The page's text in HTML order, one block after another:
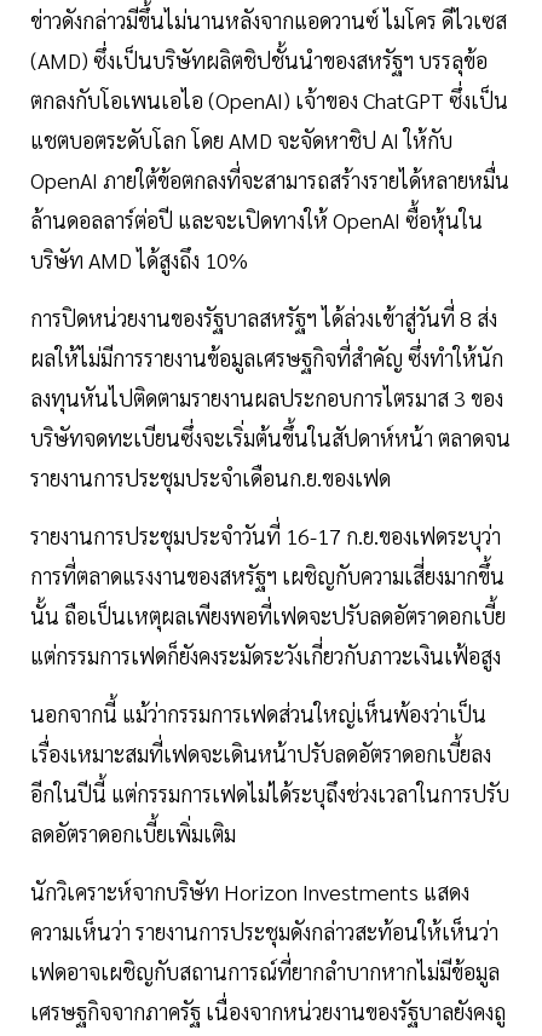
ข่าวดังกล่าวมีขึ้นไม่นานหลังจากแอดวานซ์ ไมโคร ดีไวเซส
(AMD) ซึ่งเป็นบริษัทผลิตชิปชั้นนำของสหรัฐฯ บรรลุข้อ
ตกลงกับโอเพนเอไอ (OpenAI) เจ้าของ ChatGPT ซึ่งเป็น
แชตบอตระดับโลก โดย AMD จะจัดหาชิป AI ให้กับ
OpenAI ภายใต้ข้อตกลงที่จะสามารถสร้างรายได้หลายหมื่น
ล้านดอลลาร์ต่อปี และจะเปิดทางให้ OpenAI ซื้อหุ้นใน
บริษัท AMD ได้สูงถึง 10%
การปิดหน่วยงานของรัฐบาลสหรัฐฯ ได้ล่วงเข้าสู่วันที่ 8 ส่ง
ผลให้ไม่มีการรายงานข้อมูลเศรษฐกิจที่สำคัญ ซึ่งทำให้นัก
ลงทุนหันไปติดตามรายงานผลประกอบการไตรมาส 3 ของ
บริษัทจดทะเบียนซึ่งจะเริ่มต้นขึ้นในสัปดาห์หน้า ตลาดจน
รายงานการประชุมประจำเดือนก.ย.ของเฟด
รายงานการประชุมประจำวันที่ 16-17 ก.ย.ของเฟดระบุว่า
การที่ตลาดแรงงานของสหรัฐฯ เผชิญกับความเสี่ยงมากขึ้น
นั้น ถือเป็นเหตุผลเพียงพอที่เฟดจะปรับลดอัตราดอกเบี้ย
แต่กรรมการเฟดก็ยังคงระมัดระวังเกี่ยวกับภาวะเงินเฟ้อสูง
นอกจากนี้ แม้ว่ากรรมการเฟดส่วนใหญ่เห็นพ้องว่าเป็น
เรื่องเหมาะสมที่เฟดจะเดินหน้าปรับลดอัตราดอกเบี้ยลง
อีกในปีนี้ แต่กรรมการเฟดไม่ได้ระบุถึงช่วงเวลาในการปรับ
ลดอัตราดอกเบี้ยเพิ่มเติม
นักวิเคราะห์จากบริษัท Horizon Investments แสดง
ความเห็นว่า รายงานการประชุมดังกล่าวสะท้อนให้เห็นว่า
เฟดอาจเผชิญกับสถานการณ์ที่ยากลำบากหากไม่มีข้อมูล
เศรษฐกิจจากภาครัฐ เนื่องจากหน่วยงานของรัฐบาลยังคงถู